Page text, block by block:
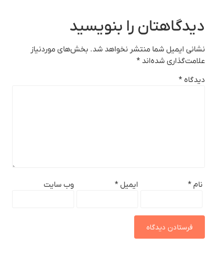
دیدگاهتان را بنویسید
نشانی ایمیل شما منتشر نخواهد شد. بخش‌های موردنیاز
علامت‌گذاری شده‌اند *
دیدگاه *
نام * ایمیل * وب‌ سایت